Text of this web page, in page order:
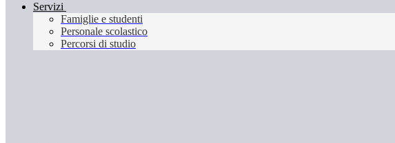
Servizi
Famiglie e studenti
Personale scolastico
Percorsi di studio